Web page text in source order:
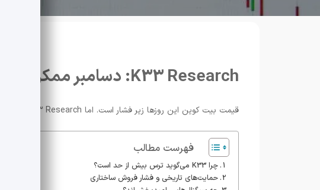
K33 Research: دسامبر ممکن است نقطه عطف بیت کوین باشد
قیمت بیت کوین این روزها زیر فشار است. اما K33 Research می‌گوید نشانه‌های کف‌سازی روشن‌تر از احتمال تکرار سقوط سنگین است. دسامبر می‌تواند پنجره‌ای برای ورود جسوران باشد.
فهرست مطالب
چرا K33 می‌گوید ترس بیش از حد است؟
حمایت‌های تاریخی و فشار فروش ساختاری